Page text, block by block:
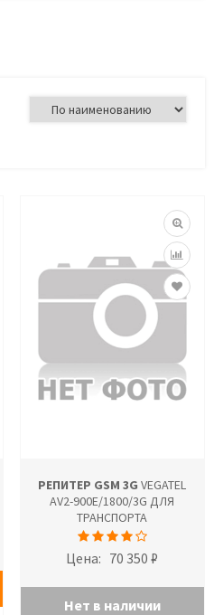
РЕПИТЕР GSM 3G VEGATEL
AV2-900E/1800/3G ДЛЯ
ТРАНСПОРТА
Цена: 70 350 ₽
Нет в наличии